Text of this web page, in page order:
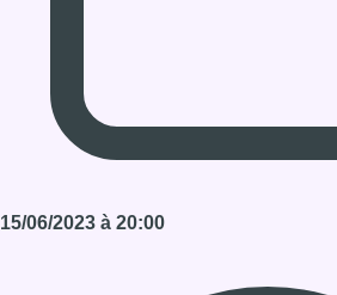
15/06/2023 à 20:00